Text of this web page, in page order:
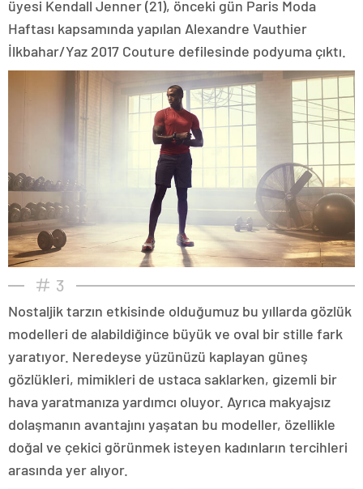
üyesi Kendall Jenner (21), önceki gün Paris Moda
Haftası kapsamında yapılan Alexandre Vauthier
İlkbahar/Yaz 2017 Couture defilesinde podyuma çıktı.
3
Nostaljik tarzın etkisinde olduğumuz bu yıllarda gözlük
modelleri de alabildiğince büyük ve oval bir stille fark
yaratıyor. Neredeyse yüzünüzü kaplayan güneş
gözlükleri, mimikleri de ustaca saklarken, gizemli bir
hava yaratmanıza yardımcı oluyor. Ayrıca makyajsız
dolaşmanın avantajını yaşatan bu modeller, özellikle
doğal ve çekici görünmek isteyen kadınların tercihleri
arasında yer alıyor.